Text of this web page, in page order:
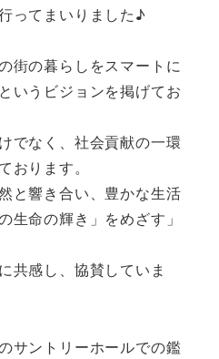
ってまいりました♪
街の暮らしをスマートに
いうビジョンを掲げてお
でなく、社会貢献の一環
おります。
と響き合い、豊かな生活
生命の輝き」をめざす」
共感し、協賛していま
サントリーホールでの鑑